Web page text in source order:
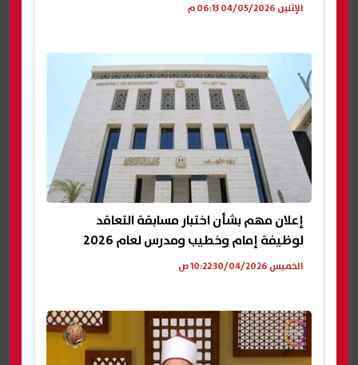
الإثنين 04/05/2026 06:13 م
إعلان مهم بشأن اختبار مسابقة التعاقد
لوظيفة إمام وخطيب ومدرس لعام 2026
الخميس 30/04/2026 10:22 ص